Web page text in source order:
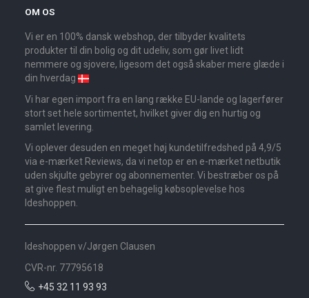
OM OS
Vi er en 100% dansk webshop, der tilbyder kvalitets
produkter til din bolig og dit udeliv, som gør livet lidt
nemmere og sjovere, ligesom det også skaber mere glæde i
din hverdag
Vi har egen import fra en lang række EU-lande og lagerfører
stort set hele sortimentet, hvilket giver dig en hurtig og
samlet levering.
Vi oplever desuden en meget høj kundetilfredshed på 4,9/5
via e-mærket Reviews, da vi netop er en e-mærket netbutik
uden skjulte gebyrer og abonnementer. Vi bestræber os på
at give flest muligt en behagelig købsoplevelse hos
Ideshoppen.
Ideshoppen v/Jørgen Clausen
CVR-nr. 77795618
+45 32 11 93 93